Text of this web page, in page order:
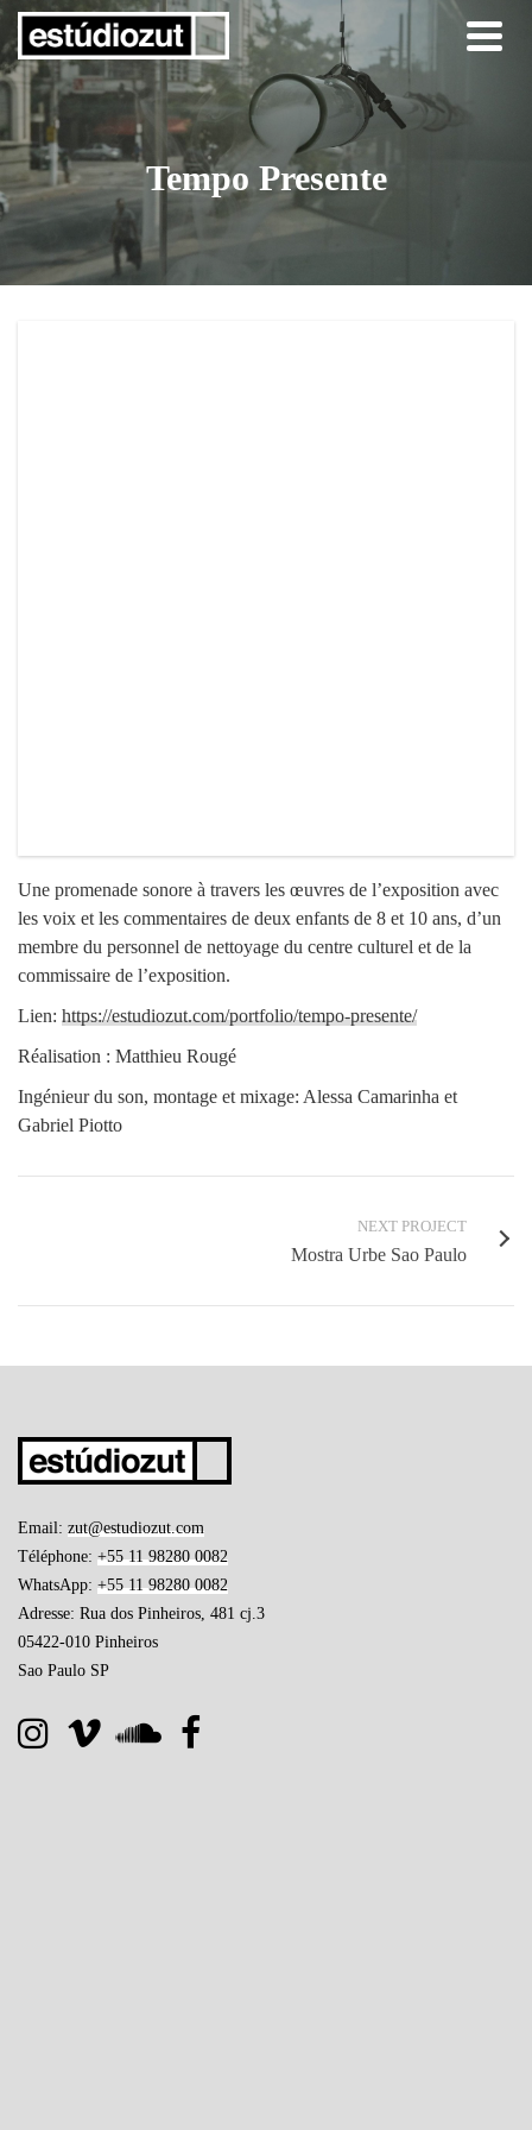
Tempo Presente
Une promenade sonore à travers les œuvres de l’exposition avec
les voix et les commentaires de deux enfants de 8 et 10 ans, d’un
membre du personnel de nettoyage du centre culturel et de la
commissaire de l’exposition.
Lien: https://estudiozut.com/portfolio/tempo-presente/
Réalisation : Matthieu Rougé
Ingénieur du son, montage et mixage: Alessa Camarinha et
Gabriel Piotto
NEXT PROJECT
Mostra Urbe Sao Paulo
Email: zut@estudiozut.com
Téléphone: +55 11 98280 0082
WhatsApp: +55 11 98280 0082
Adresse: Rua dos Pinheiros, 481 cj.3
05422-010 Pinheiros
Sao Paulo SP